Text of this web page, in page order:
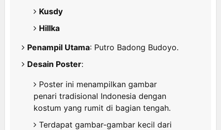
Kusdy
Hillka
Penampil Utama: Putro Badong Budoyo.
Desain Poster:
Poster ini menampilkan gambar
penari tradisional Indonesia dengan
kostum yang rumit di bagian tengah.
Terdapat gambar-gambar kecil dari